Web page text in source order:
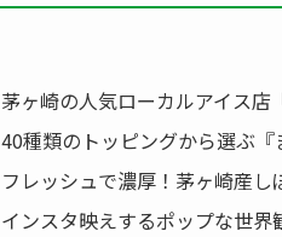
茅ヶ崎の人気ローカルアイス店
40種類のトッピングから選ぶ『
フレッシュで濃厚！茅ヶ崎産
インスタ映えするポップな世界